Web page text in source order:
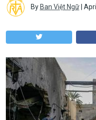
By Ban Việt Ngữ|